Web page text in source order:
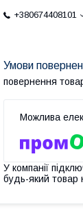
+380674408101
повернення
У компанії
будь-який товар